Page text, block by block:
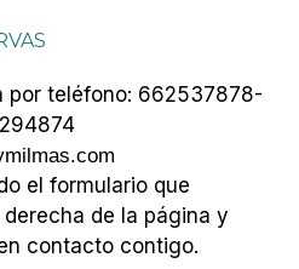
por teléfono: 662537878-
el formulario que
de la página y
contacto contigo.